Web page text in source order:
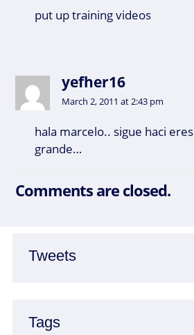
Tweets
Tags
put up training videos
yefher16
March 2, 2011 at 2:43 pm
hala marcelo.. sigue haci eres
grande…
Comments are closed.